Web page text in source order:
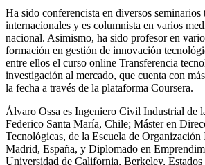
Ha sido conferencista en diversos seminarios
internacionales y es columnista en varios
nacional. Asimismo, ha sido profesor en
formación en gestión de innovación
entre ellos el curso online Transferencia
investigación al mercado, que cuenta con
la fecha a través de la plataforma Coursera.
Álvaro Ossa es Ingeniero Civil Industrial de
Federico Santa María, Chile; Máster en
Tecnológicas, de la Escuela de
Madrid, España, y Diplomado en
Universidad de California, Berkeley,